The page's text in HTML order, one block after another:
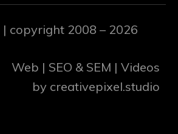
| copyright 2008 – 2026
Web | SEO & SEM | Videos
by creativepixel.studio